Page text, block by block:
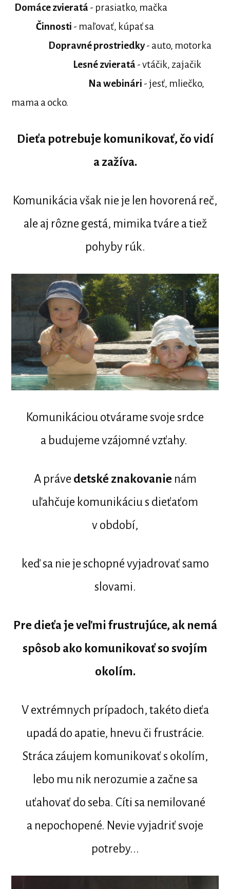
Domáce zvieratá - prasiatko, mačka
Činnosti - maľovať, kúpať sa
Dopravné prostriedky- auto, motorka
Lesné zvieratá - vtáčik, zajačik
Na webinári - jesť, mliečko,
mama a ocko.
Dieťa potrebuje komunikovať, čo vidí
a zažíva.
Komunikácia však nie je len hovorená reč,
ale aj rôzne gestá, mimika tváre a tiež
pohyby rúk.
Komunikáciou otvárame svoje srdce
a budujeme vzájomné vzťahy.
A práve detské znakovanienám
uľahčuje komunikáciu s dieťaťom
v období,
keď sa nie je schopné vyjadrovať samo
slovami.
Pre dieťa je veľmi frustrujúce, ak nemá
spôsob ako komunikovať so svojím
okolím.
V extrémnych prípadoch, takéto dieťa
upadá do apatie, hnevu či frustrácie.
Stráca záujem komunikovať s okolím,
lebo mu nik nerozumie a začne sa
uťahovať do seba. Cíti sa nemilované
a nepochopené. Nevie vyjadriť svoje
potreby...